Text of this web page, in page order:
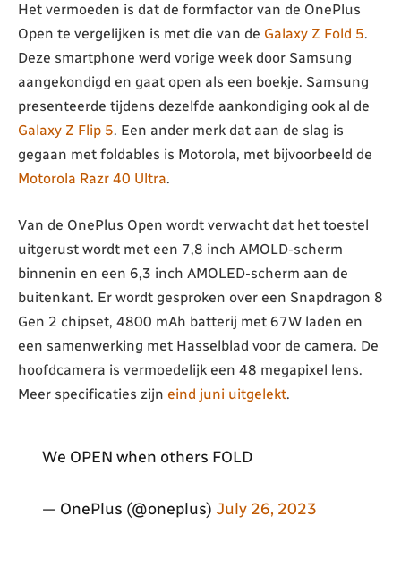
Het vermoeden is dat de formfactor van de OnePlus
Open te vergelijken is met die van de Galaxy Z Fold 5.
Deze smartphone werd vorige week door Samsung
aangekondigd en gaat open als een boekje. Samsung
presenteerde tijdens dezelfde aankondiging ook al de
Galaxy Z Flip 5. Een ander merk dat aan de slag is
gegaan met foldables is Motorola, met bijvoorbeeld de
Motorola Razr 40 Ultra.
Van de OnePlus Open wordt verwacht dat het toestel
uitgerust wordt met een 7,8 inch AMOLD-scherm
binnenin en een 6,3 inch AMOLED-scherm aan de
buitenkant. Er wordt gesproken over een Snapdragon 8
Gen 2 chipset, 4800 mAh batterij met 67W laden en
een samenwerking met Hasselblad voor de camera. De
hoofdcamera is vermoedelijk een 48 megapixel lens.
Meer specificaties zijn eind juni uitgelekt.
We OPEN when others FOLD
— OnePlus (@oneplus) July 26, 2023